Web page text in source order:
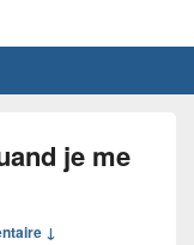
je me
↓